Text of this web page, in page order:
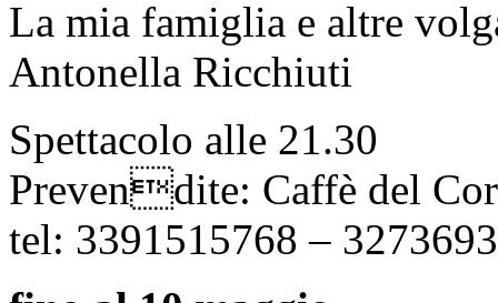
La mia famiglia e altre
Antonella Ricchiuti
Spettacolo alle 21.30
Prevendite: Caffè del
tel: 3391515768 –